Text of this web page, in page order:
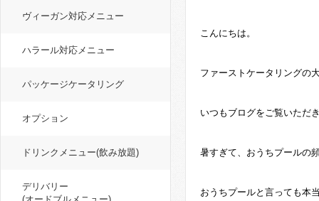
こんにちは。
ファーストケータリングの
いつもブログをご覧いただ
暑すぎて、おうちプールの
おうちプールと言っても本
ヴィーガン対応メニュー
ハラール対応メニュー
パッケージケータリング
オプション
ドリンクメニュー(飲み放題)
デリバリー